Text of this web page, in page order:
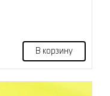
В корзину